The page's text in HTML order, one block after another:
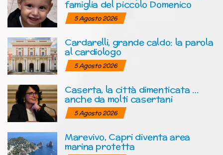
famiglia del piccolo Domenico
5 Agosto 2026
Cardarelli, grande caldo: la parola
al cardiologo
5 Agosto 2026
Caserta, la città dimenticata …
anche da molti casertani
5 Agosto 2026
Marevivo, Capri diventa area
marina protetta